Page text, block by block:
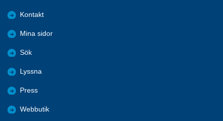
Kontakt
Mina sidor
Sök
Lyssna
Press
Webbutik